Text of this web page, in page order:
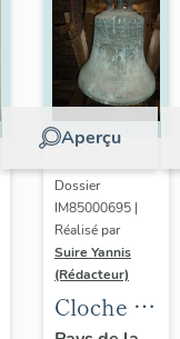
Aperçu
Dossier
IM85000695 |
Réalisé par
Suire Yannis
(Rédacteur)
Cloche 3